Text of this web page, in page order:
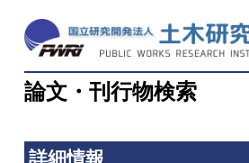
論文・刊行物検索
詳細情報